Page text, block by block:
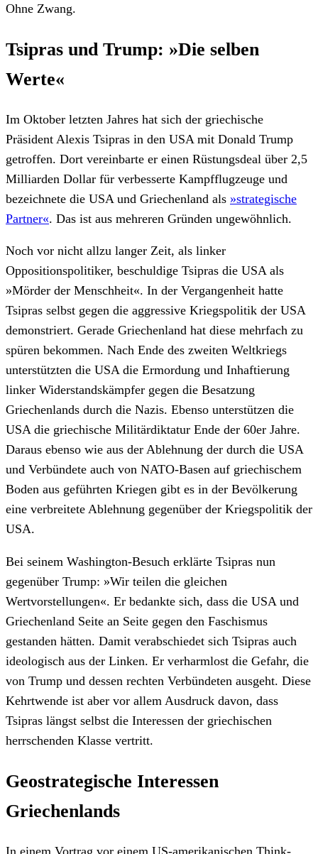
Ohne Zwang.
Tsipras und Trump: »Die selben
Werte«
Im Oktober letzten Jahres hat sich der griechische
Präsident Alexis Tsipras in den USA mit Donald Trump
getroffen. Dort vereinbarte er einen Rüstungsdeal über 2,5
Milliarden Dollar für verbesserte Kampfflugzeuge und
bezeichnete die USA und Griechenland als »strategische
Partner«. Das ist aus mehreren Gründen ungewöhnlich.
Noch vor nicht allzu langer Zeit, als linker
Oppositionspolitiker, beschuldige Tsipras die USA als
»Mörder der Menschheit«. In der Vergangenheit hatte
Tsipras selbst gegen die aggressive Kriegspolitik der USA
demonstriert. Gerade Griechenland hat diese mehrfach zu
spüren bekommen. Nach Ende des zweiten Weltkriegs
unterstützten die USA die Ermordung und Inhaftierung
linker Widerstandskämpfer gegen die Besatzung
Griechenlands durch die Nazis. Ebenso unterstützen die
USA die griechische Militärdiktatur Ende der 60er Jahre.
Daraus ebenso wie aus der Ablehnung der durch die USA
und Verbündete auch von NATO-Basen auf griechischem
Boden aus geführten Kriegen gibt es in der Bevölkerung
eine verbreitete Ablehnung gegenüber der Kriegspolitik der
USA.
Bei seinem Washington-Besuch erklärte Tsipras nun
gegenüber Trump: »Wir teilen die gleichen
Wertvorstellungen«. Er bedankte sich, dass die USA und
Griechenland Seite an Seite gegen den Faschismus
gestanden hätten. Damit verabschiedet sich Tsipras auch
ideologisch aus der Linken. Er verharmlost die Gefahr, die
von Trump und dessen rechten Verbündeten ausgeht. Diese
Kehrtwende ist aber vor allem Ausdruck davon, dass
Tsipras längst selbst die Interessen der griechischen
herrschenden Klasse vertritt.
Geostrategische Interessen
Griechenlands
In einem Vortrag vor einem US-amerikanischen Think-